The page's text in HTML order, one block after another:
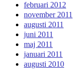
februari 2012
november 2011
augusti 2011
juni 2011
maj 2011
januari 2011
augusti 2010